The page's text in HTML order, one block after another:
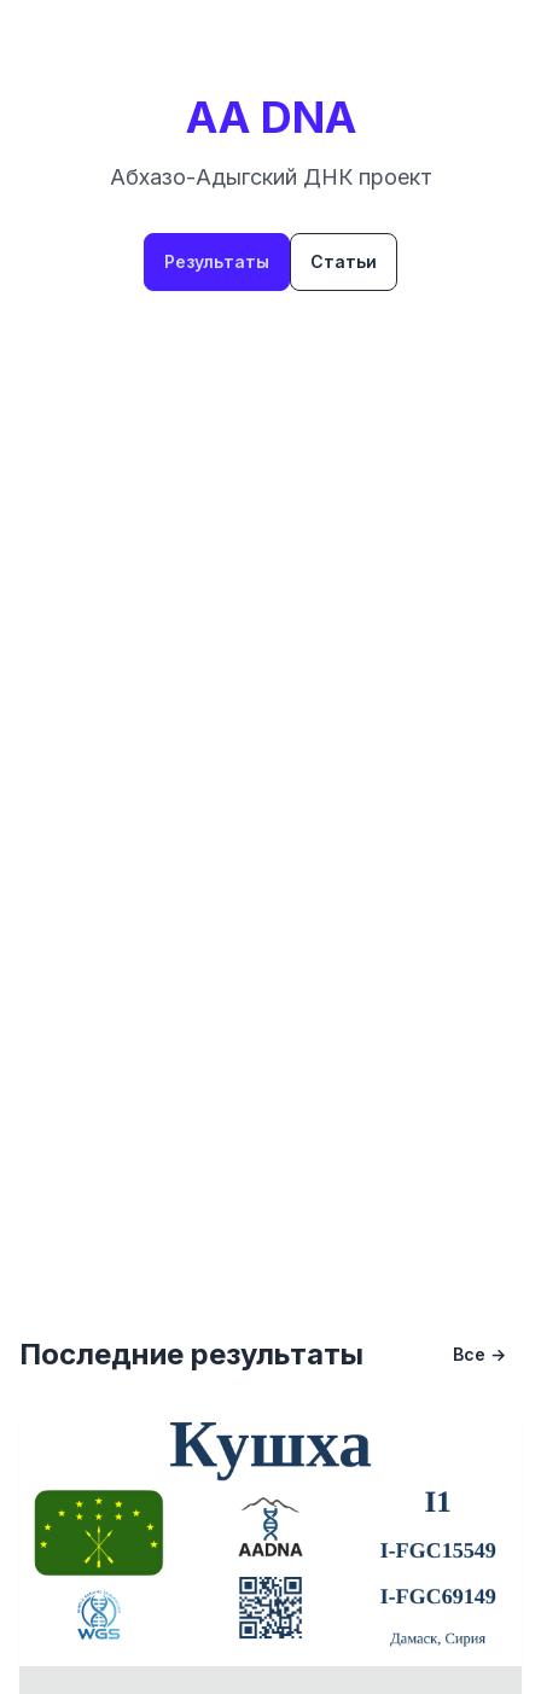
AA DNA
Абхазо-Адыгский ДНК проект
Результаты Статьи
Последние результаты Все →